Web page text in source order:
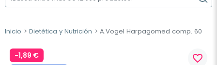
Inicio Dietética y Nutrición A.Vogel Harpagomed comp. 60
-1,89 €
favorite_border